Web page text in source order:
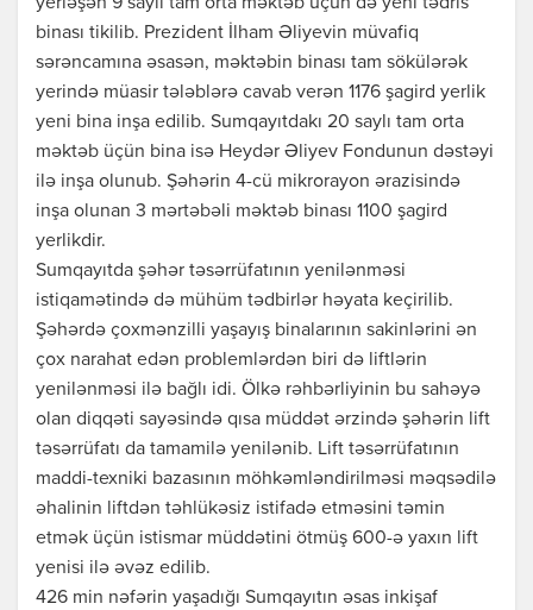
yerləşən 9 saylı tam orta məktəb üçün də yeni tədris
binası tikilib. Prezident İlham Əliyevin müvafiq
sərəncamına əsasən, məktəbin binası tam sökülərək
yerində müasir tələblərə cavab verən 1176 şagird yerlik
yeni bina inşa edilib. Sumqayıtdakı 20 saylı tam orta
məktəb üçün bina isə Heydər Əliyev Fondunun dəstəyi
ilə inşa olunub. Şəhərin 4-cü mikrorayon ərazisində
inşa olunan 3 mərtəbəli məktəb binası 1100 şagird
yerlikdir.
Sumqayıtda şəhər təsərrüfatının yenilənməsi
istiqamətində də mühüm tədbirlər həyata keçirilib.
Şəhərdə çoxmənzilli yaşayış binalarının sakinlərini ən
çox narahat edən problemlərdən biri də liftlərin
yenilənməsi ilə bağlı idi. Ölkə rəhbərliyinin bu sahəyə
olan diqqəti sayəsində qısa müddət ərzində şəhərin lift
təsərrüfatı da tamamilə yenilənib. Lift təsərrüfatının
maddi-texniki bazasının möhkəmləndirilməsi məqsədilə
əhalinin liftdən təhlükəsiz istifadə etməsini təmin
etmək üçün istismar müddətini ötmüş 600-ə yaxın lift
yenisi ilə əvəz edilib.
426 min nəfərin yaşadığı Sumqayıtın əsas inkişaf